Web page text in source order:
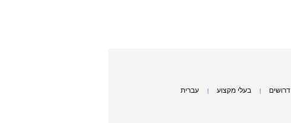
דרושים בעלי מקצוע עברית